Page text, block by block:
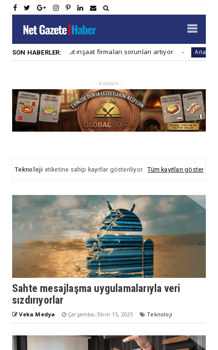
SON HABERLER:
Konut inşaat firmaları sorunları artıyor Ana Haber
- Reklam -
Teknoloji etiketine sahip kayıtlar gösteriliyor. Tüm kayıtları göster
Sahte mesajlaşma uygulamalarıyla veri
sızdırıyorlar
Veka Medya Çarşamba, Ekim 15, 2025 Teknoloji